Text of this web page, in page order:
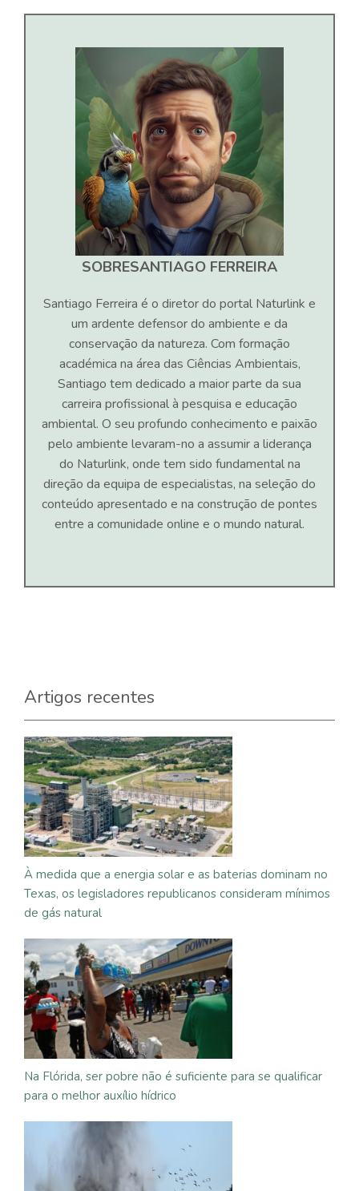
SOBRESANTIAGO FERREIRA
Santiago Ferreira é o diretor do portal Naturlink e
um ardente defensor do ambiente e da
conservação da natureza. Com formação
académica na área das Ciências Ambientais,
Santiago tem dedicado a maior parte da sua
carreira profissional à pesquisa e educação
ambiental. O seu profundo conhecimento e paixão
pelo ambiente levaram-no a assumir a liderança
do Naturlink, onde tem sido fundamental na
direção da equipa de especialistas, na seleção do
conteúdo apresentado e na construção de pontes
entre a comunidade online e o mundo natural.
Artigos recentes
À medida que a energia solar e as baterias dominam no
Texas, os legisladores republicanos consideram mínimos
de gás natural
Na Flórida, ser pobre não é suficiente para se qualificar
para o melhor auxílio hídrico